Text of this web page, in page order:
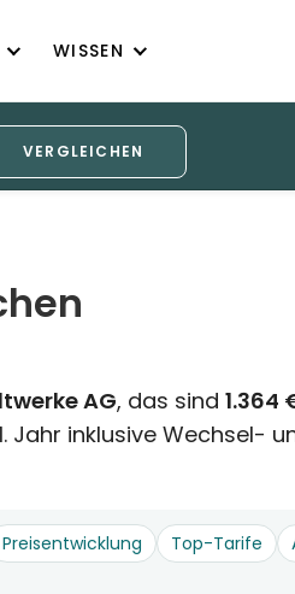
WISSEN
VERGLEICHEN
AG, das sind 1.364
Jahr inklusive Wechsel-
Preisentwicklung Top-Tarife